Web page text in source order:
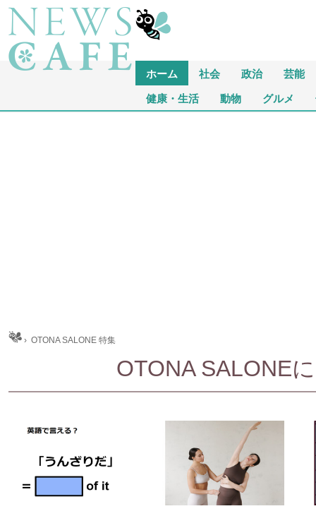
ホーム 社会 政治 芸能
健康・生活 動物 グルメ
› OTONA SALONE 特集
OTONA SALONE